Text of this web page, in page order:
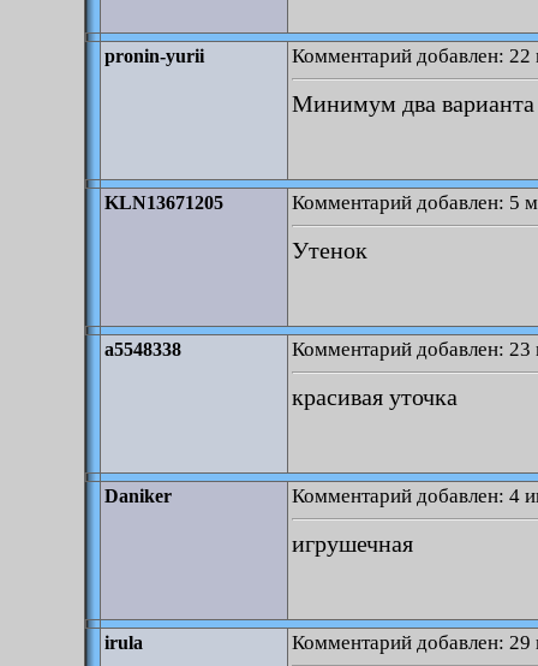
pronin-yurii Комментарий добавлен: 22
Минимум два
KLN13671205 Комментарий добавлен: 5
Утенок
a5548338 Комментарий добавлен: 23
красивая уточка
Daniker Комментарий добавлен: 4
игрушечная
irula Комментарий добавлен: